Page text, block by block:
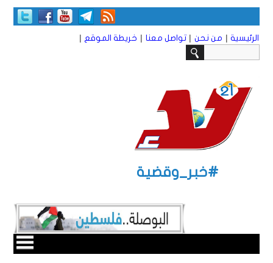
الرئيسية | من نحن | تواصل معنا | خريطة الموقع |
#خبر_وقضية